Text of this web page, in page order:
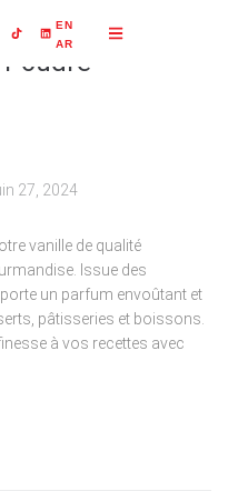
EN
AR
Poudre
27, 2024
vanille de qualité
Issue des
un parfum envoûtant et
pâtisseries et boissons.
à vos recettes avec